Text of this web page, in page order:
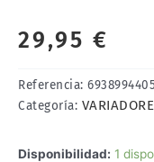
29,95 €
Referencia:
Categoría:
Disponibilidad: 1
VARIADOR